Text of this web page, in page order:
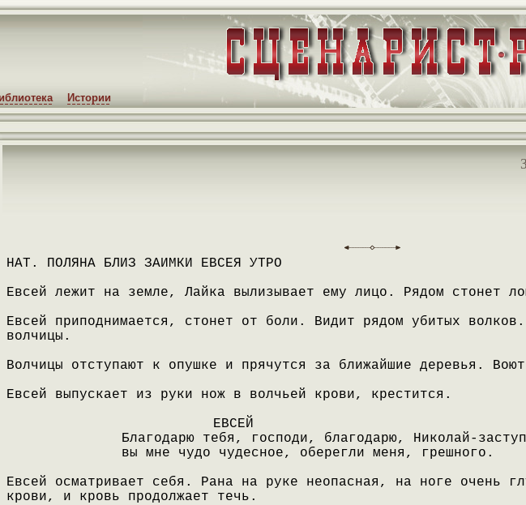
Истории
НАТ. ПОЛЯНА БЛИЗ ЗАИМКИ ЕВСЕЯ УТРО
Евсей лежит на земле, Лайка вылизывает ему лицо. Рядом стонет
Евсей приподнимается, стонет от боли. Видит рядом убитых
волчицы.
Волчицы отступают к опушке и прячутся за ближайшие деревья.
Евсей выпускает из руки нож в волчьей крови, крестится.
ЕВСЕЙ
Благодарю тебя, господи, благодарю, Николай-
вы мне чудо чудесное, оберегли меня, грешного.
Евсей осматривает себя. Рана на руке неопасная, на ноге очень
крови, и кровь продолжает течь.